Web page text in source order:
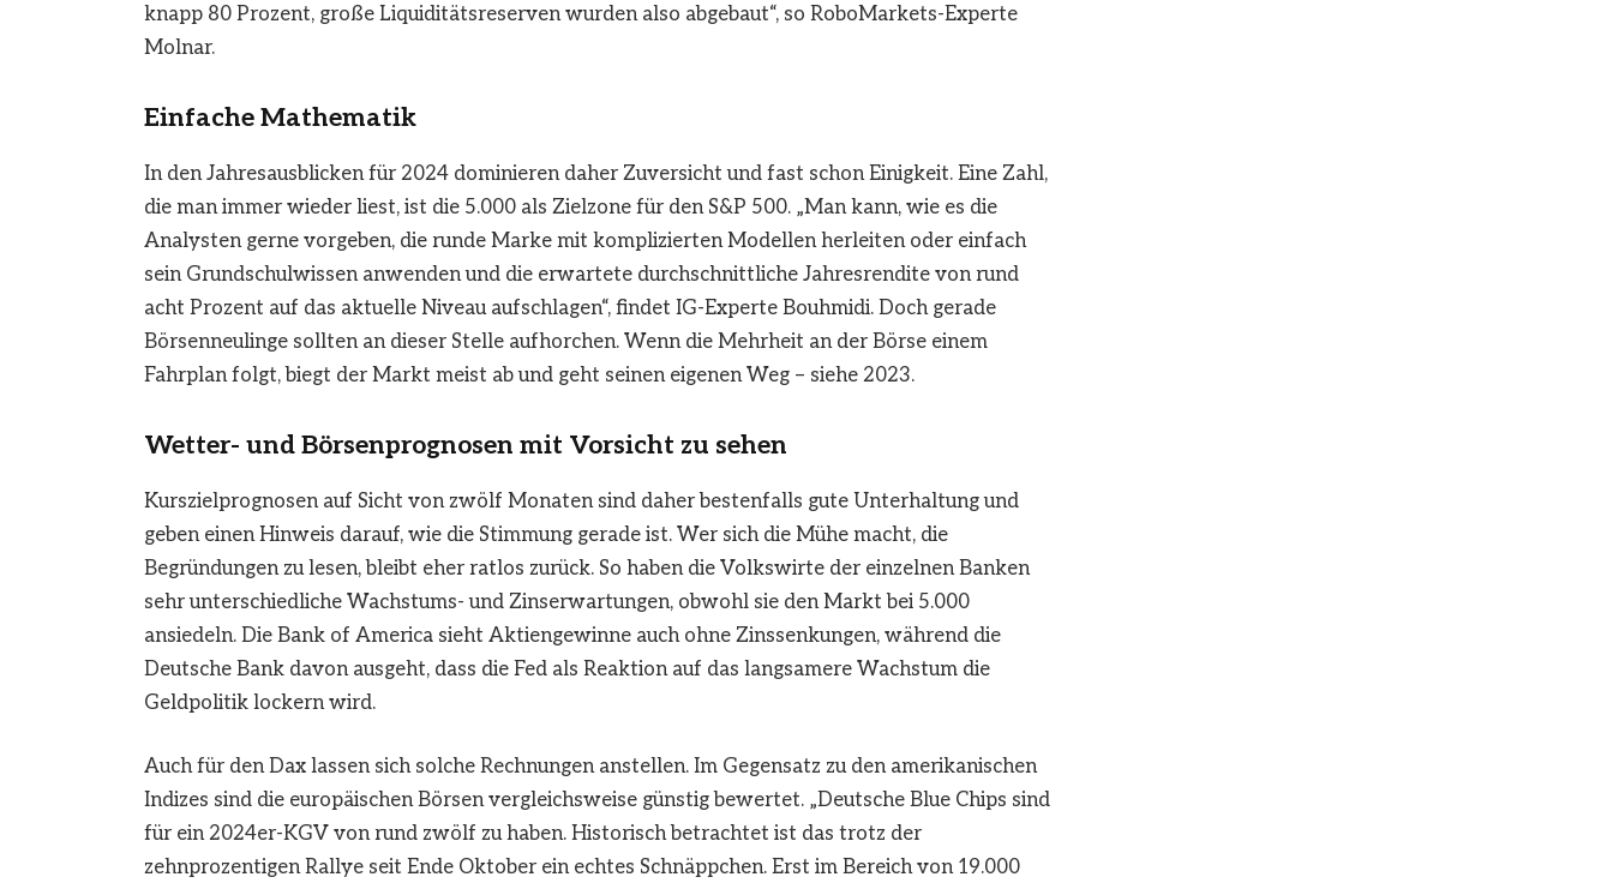
knapp 80 Prozent, große Liquiditätsreserven wurden also abgebaut“, so RoboMarkets-Experte
Molnar.
Einfache Mathematik
In den Jahresausblicken für 2024 dominieren daher Zuversicht und fast schon Einigkeit. Eine Zahl,
die man immer wieder liest, ist die 5.000 als Zielzone für den S&P 500. „Man kann, wie es die
Analysten gerne vorgeben, die runde Marke mit komplizierten Modellen herleiten oder einfach
sein Grundschulwissen anwenden und die erwartete durchschnittliche Jahresrendite von rund
acht Prozent auf das aktuelle Niveau aufschlagen“, findet IG-Experte Bouhmidi. Doch gerade
Börsenneulinge sollten an dieser Stelle aufhorchen. Wenn die Mehrheit an der Börse einem
Fahrplan folgt, biegt der Markt meist ab und geht seinen eigenen Weg – siehe 2023.
Wetter- und Börsenprognosen mit Vorsicht zu sehen
Kurszielprognosen auf Sicht von zwölf Monaten sind daher bestenfalls gute Unterhaltung und
geben einen Hinweis darauf, wie die Stimmung gerade ist. Wer sich die Mühe macht, die
Begründungen zu lesen, bleibt eher ratlos zurück. So haben die Volkswirte der einzelnen Banken
sehr unterschiedliche Wachstums- und Zinserwartungen, obwohl sie den Markt bei 5.000
ansiedeln. Die Bank of America sieht Aktiengewinne auch ohne Zinssenkungen, während die
Deutsche Bank davon ausgeht, dass die Fed als Reaktion auf das langsamere Wachstum die
Geldpolitik lockern wird.
Auch für den Dax lassen sich solche Rechnungen anstellen. Im Gegensatz zu den amerikanischen
Indizes sind die europäischen Börsen vergleichsweise günstig bewertet. „Deutsche Blue Chips sind
für ein 2024er-KGV von rund zwölf zu haben. Historisch betrachtet ist das trotz der
zehnprozentigen Rallye seit Ende Oktober ein echtes Schnäppchen. Erst im Bereich von 19.000